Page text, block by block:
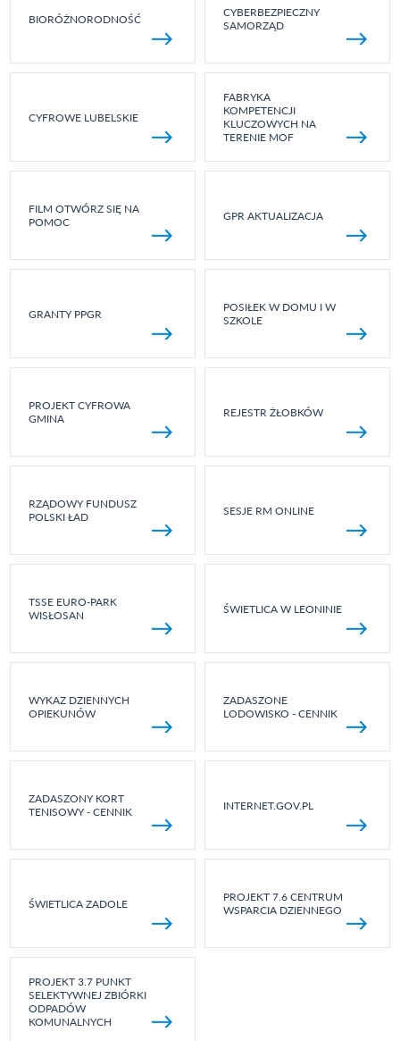
BIORÓŻNORODNOŚĆ
CYBERBEZPIECZNY
SAMORZĄD
CYFROWE LUBELSKIE
FABRYKA
KOMPETENCJI
KLUCZOWYCH NA
TERENIE MOF
FILM OTWÓRZ SIĘ NA
POMOC
GPR AKTUALIZACJA
GRANTY PPGR
POSIŁEK W DOMU I W
SZKOLE
PROJEKT CYFROWA
GMINA
REJESTR ŻŁOBKÓW
RZĄDOWY FUNDUSZ
POLSKI ŁAD
SESJE RM ONLINE
TSSE EURO-PARK
WISŁOSAN
ŚWIETLICA W LEONINIE
WYKAZ DZIENNYCH
OPIEKUNÓW
ZADASZONE
LODOWISKO - CENNIK
ZADASZONY KORT
TENISOWY - CENNIK
INTERNET.GOV.PL
ŚWIETLICA ZADOLE
PROJEKT 7.6 CENTRUM
WSPARCIA DZIENNEGO
PROJEKT 3.7 PUNKT
SELEKTYWNEJ ZBIÓRKI
ODPADÓW
KOMUNALNYCH